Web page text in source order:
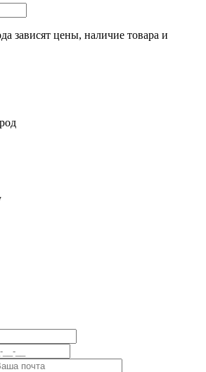
зависят цены, наличие товара и